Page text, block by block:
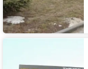
оздоровительный